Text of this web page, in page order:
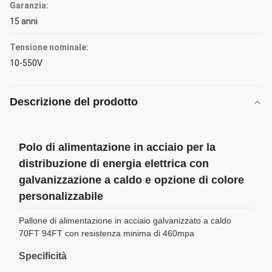
Garanzia:
15 anni
Tensione nominale:
10-550V
Descrizione del prodotto
Polo di alimentazione in acciaio per la
distribuzione di energia elettrica con
galvanizzazione a caldo e opzione di colore
personalizzabile
Pallone di alimentazione in acciaio galvanizzato a caldo
70FT 94FT con resistenza minima di 460mpa
Specificità